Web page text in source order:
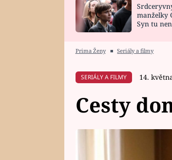
HOROSKOP NA
manželky
Syn tu
Prima Ženy ■ Seriály a filmy
SERIÁLY A FILMY 14.
Cesty